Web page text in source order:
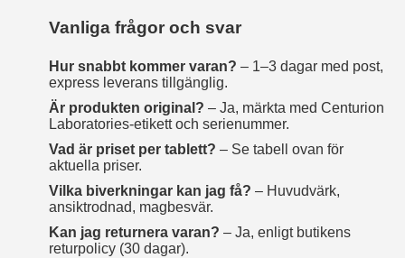
Vanliga frågor och svar
Hur snabbt kommer varan? – 1–3 dagar med post,
express leverans tillgänglig.
Är produkten original? – Ja, märkta med Centurion
Laboratories‑etikett och serienummer.
Vad är priset per tablett? – Se tabell ovan för
aktuella priser.
Vilka biverkningar kan jag få? – Huvudvärk,
ansiktrodnad, magbesvär.
Kan jag returnera varan? – Ja, enligt butikens
returpolicy (30 dagar).